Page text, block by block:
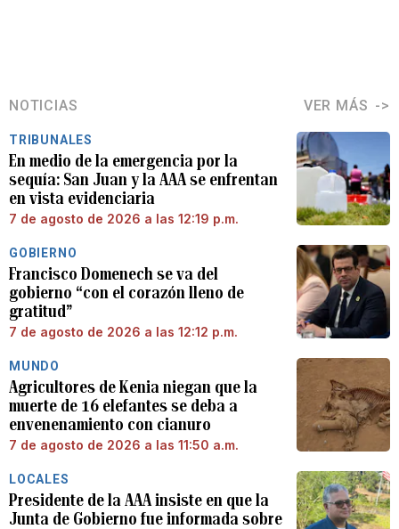
NOTICIAS VER MÁS
TRIBUNALES
En medio de la emergencia por la
sequía: San Juan y la AAA se enfrentan
en vista evidenciaria
7 de agosto de 2026 a las 12:19 p.m.
GOBIERNO
Francisco Domenech se va del
gobierno “con el corazón lleno de
gratitud”
7 de agosto de 2026 a las 12:12 p.m.
MUNDO
Agricultores de Kenia niegan que la
muerte de 16 elefantes se deba a
envenenamiento con cianuro
7 de agosto de 2026 a las 11:50 a.m.
LOCALES
Presidente de la AAA insiste en que la
Junta de Gobierno fue informada sobre